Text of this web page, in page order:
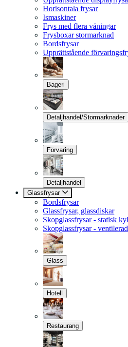
Horisontala frysar
Ismaskiner
Frys med flera våningar
Frysboxar stormarknad
Bordsfrysar
Upprättstående
Bageri
Detaljhandel/Stormarknader
Förvaring
Detaljhandel
Glassfrysar
Bordsfrysar
Glassfrysar, glassdiskar
Skopglassfrysar - statisk
Skopglassfrysar -
Glass
Hotell
Restaurang